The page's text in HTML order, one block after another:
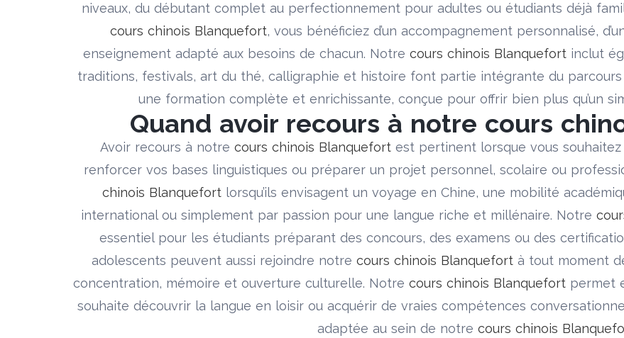
niveaux, du débutant complet au perfectionnement pour adultes ou étudiants déjà
cours chinois Blanquefort, vous bénéficiez d’un accompagnement personnalisé,
enseignement adapté aux besoins de chacun. Notre cours chinois Blanquefort inclut
traditions, festivals, art du thé, calligraphie et histoire font partie intégrante du parcours
une formation complète et enrichissante, conçue pour offrir bien plus qu’un
Quand avoir recours à notre cours
Avoir recours à notre cours chinois Blanquefort est pertinent lorsque vous
renforcer vos bases linguistiques ou préparer un projet personnel, scolaire ou
chinois Blanquefort lorsqu’ils envisagent un voyage en Chine, une mobilité
international ou simplement par passion pour une langue riche et millénaire. Notre
essentiel pour les étudiants préparant des concours, des examens ou des
adolescents peuvent aussi rejoindre notre cours chinois Blanquefort à tout moment
concentration, mémoire et ouverture culturelle. Notre cours chinois Blanquefort permet
souhaite découvrir la langue en loisir ou acquérir de vraies compétences
adaptée au sein de notre cours chinois